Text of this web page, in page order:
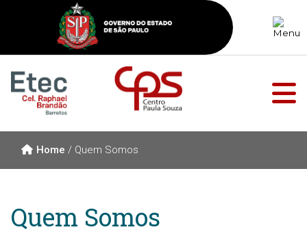
Home / Quem Somos
Quem Somos